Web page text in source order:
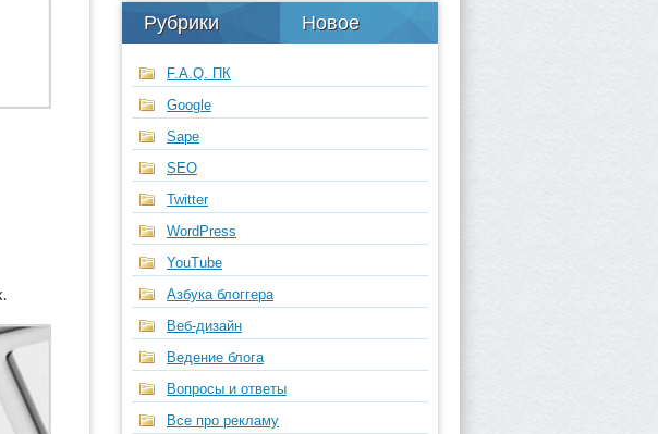
Рубрики Новое
F.A.Q. ПК
Google
Sape
SEO
Twitter
WordPress
YouTube
Азбука блоггера
Веб-дизайн
Ведение блога
Вопросы и ответы
Все про рекламу